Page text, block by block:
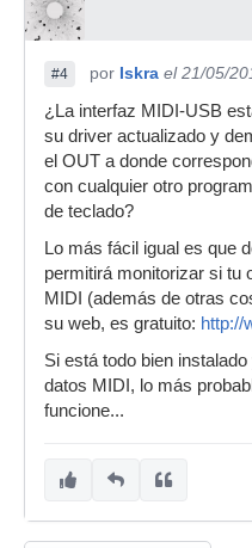
#4 por Iskra el 21/05/
¿La interfaz MIDI-USB
su driver actualizado y
el OUT a donde
con cualquier otro
de teclado?
Lo más fácil igual es que
permitirá monitorizar si tu
MIDI (además de otras
su web, es gratuito: http://
Si está todo bien
datos MIDI, lo más
funcione...